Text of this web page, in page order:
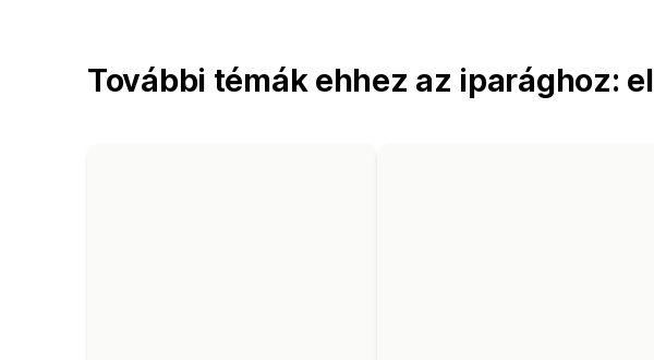
További témák ehhez az iparághoz: